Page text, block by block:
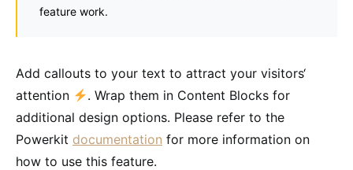
feature work.
Add callouts to your text to attract your visitors‘
attention
. Wrap them in Content Blocks for
additional design options. Please refer to the
Powerkit documentation for more information on
how to use this feature.